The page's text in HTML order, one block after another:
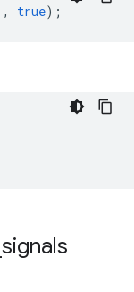
, true);
signals